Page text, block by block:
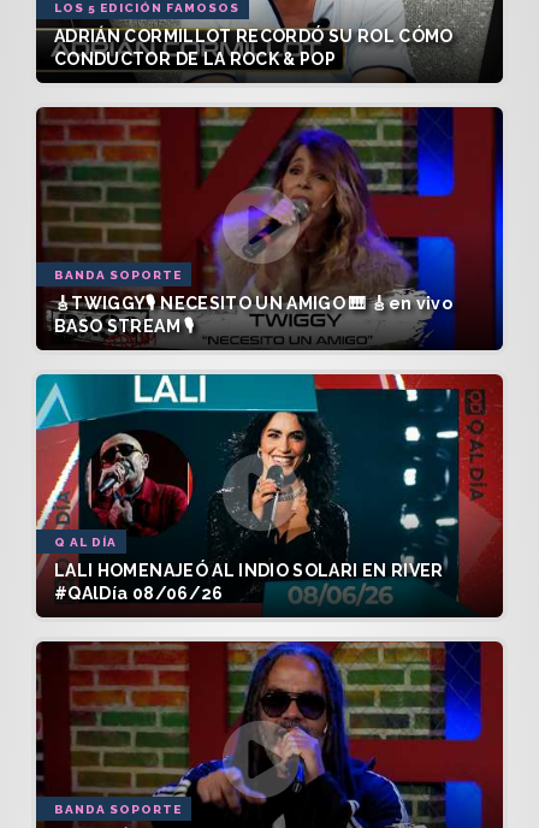
LOS 5 EDICIÓN FAMOSOS
ADRIÁN CORMILLOT RECORDÓ SU ROL CÓMO
CONDUCTOR DE LA ROCK & POP
BANDA SOPORTE
🎸TWIGGY🎙️ NECESITO UN AMIGO 🎹 🎸en vivo
BASO STREAM 🎙️
Q AL DÍA
LALI HOMENAJEÓ AL INDIO SOLARI EN RIVER
#QAlDía 08/06/26
BANDA SOPORTE